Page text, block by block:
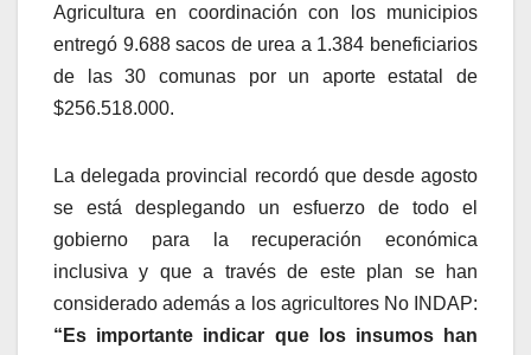
Agricultura en coordinación con los municipios
entregó 9.688 sacos de urea a 1.384 beneficiarios
de las 30 comunas por un aporte estatal de
$256.518.000.
La delegada provincial recordó que desde agosto
se está desplegando un esfuerzo de todo el
gobierno para la recuperación económica
inclusiva y que a través de este plan se han
considerado además a los agricultores No INDAP:
“Es importante indicar que los insumos han